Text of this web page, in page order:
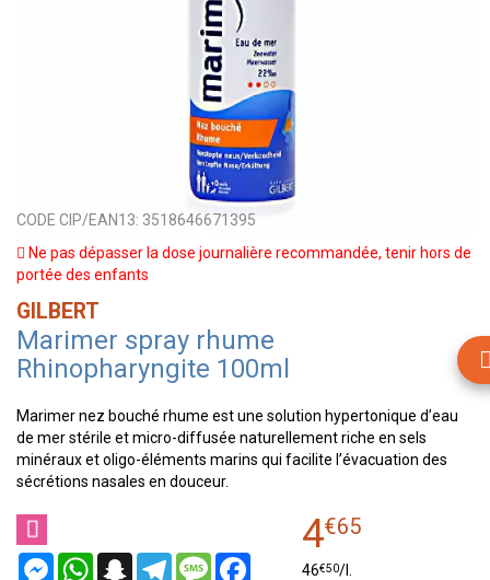
CODE CIP/EAN13: 3518646671395
Ne pas dépasser la dose journalière recommandée, tenir hors de
portée des enfants
GILBERT
Marimer spray rhume
Rhinopharyngite 100ml
Marimer nez bouché rhume est une solution hypertonique d’eau
de mer stérile et micro-diffusée naturellement riche en sels
minéraux et oligo-éléments marins qui facilite l’évacuation des
sécrétions nasales en douceur.
MessengerWhatsAppSnapchatTelegramMessageFacebook
4€65
46€50/